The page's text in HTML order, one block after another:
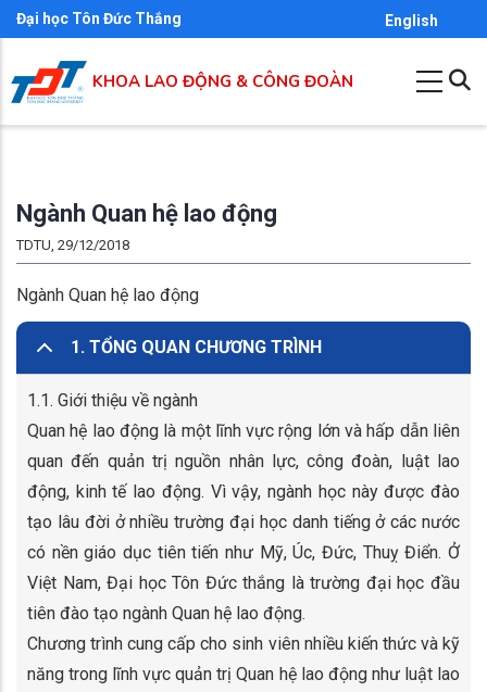
Nhảy
đến
nội
dung
Đại học Tôn Đức Thắng English
KHOA LAO ĐỘNG & CÔNG ĐOÀN
Ngành Quan hệ lao động
TDTU, 29/12/2018
Ngành Quan hệ lao động
1. TỔNG QUAN CHƯƠNG TRÌNH
1.1. Giới thiệu về ngành
Quan hệ lao động là một lĩnh vực rộng lớn và hấp dẫn liên
quan đến quản trị nguồn nhân lực, công đoàn, luật lao
động, kinh tế lao động. Vì vậy, ngành học này được đào
tạo lâu đời ở nhiều trường đại học danh tiếng ở các nước
có nền giáo dục tiên tiến như Mỹ, Úc, Đức, Thuỵ Điển. Ở
Việt Nam, Đại học Tôn Đức thắng là trường đại học đầu
tiên đào tạo ngành Quan hệ lao động.
Chương trình cung cấp cho sinh viên nhiều kiến thức và kỹ
năng trong lĩnh vực quản trị Quan hệ lao động như luật lao